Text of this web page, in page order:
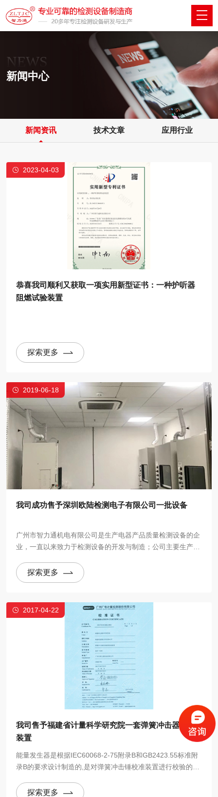
NEWS
新闻中心
新闻资讯 技术文章 应用行业
2023-04-03
恭喜我司顺利又获取一项实用新型证书：一种护听器
阻燃试验装置
探索更多
2019-06-18
我司成功售予深圳欧陆检测电子有限公司一批设备
广州市智力通机电有限公司是生产电器产品质量检测设备的企
业，一直以来致力于检测设备的开发与制造；公司主要生产符
电器附件及家用电器行业中的非标检测仪器。
探索更多
2017-04-22
我司售予福建省计量科学研究院一套弹簧冲击器校准
装置
能量发生器是根据IEC60068-2-75附录B和GB2423.55标准附
录B的要求设计制造的,是对弹簧冲击锤校准装置进行校验的装
GB2423.55附录B标准要求设计制造，用于冲击能量在0-2J的
探索更多